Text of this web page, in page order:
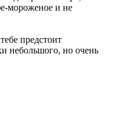
мороженое и не
предстоит
небольшого, но очень